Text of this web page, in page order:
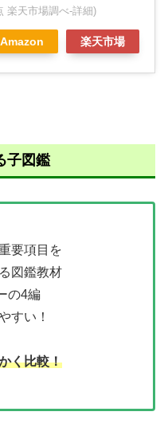
楽天市場調べ-詳細)
Amazon 楽天市場
図鑑
要項目を
図鑑教材
の4編
すい！
く比較！